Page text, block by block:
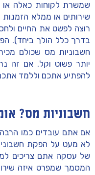
שמשרת לקוחות כאלה או
שירותים או ממלא
רוצה לפשט את החיים
בדרך כלל הולך ביחד).
חשבוניות מס שכולם
יותר פשוט וקל. אם זה
להפתיע אתכם וללמד
חשבוניות מס?
אם אתם עובדים כמו
לא מעט על הפקת
של עסקה אתם צריכים
המסמך שמפרט איזה